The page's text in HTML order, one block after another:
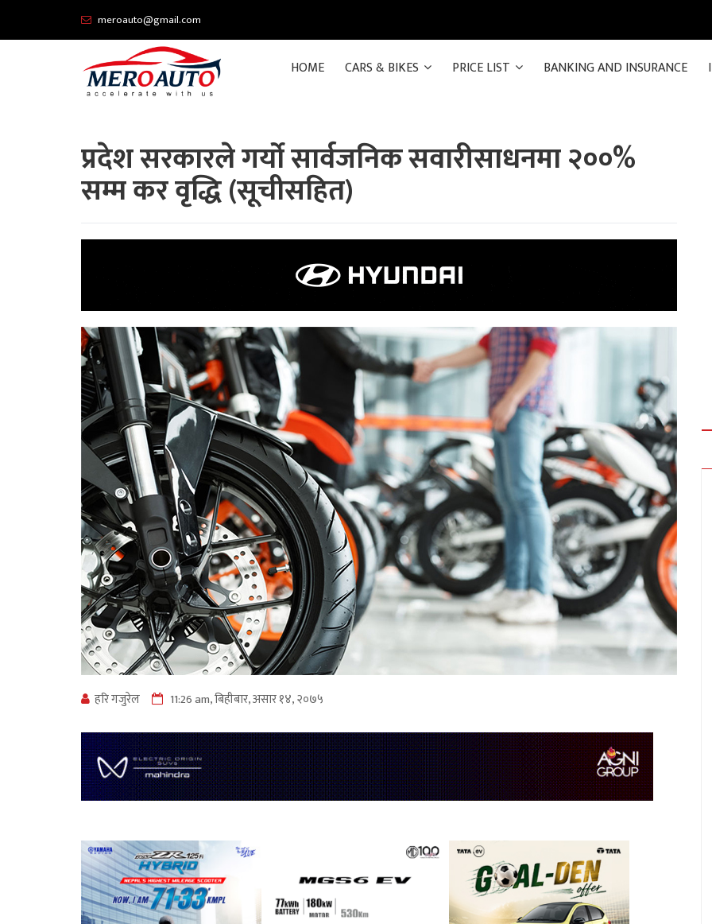
meroauto@gmail.com
HOME CARS & BIKES PRICE LIST BANKING AND INSURANCE
प्रदेश सरकारले गर्यो सार्वजनिक सवारीसाधनमा २००%
सम्म कर वृद्धि (सूचीसहित)
हरि गजुरेल 11:26 am, बिहीबार, असार १४, २०७५